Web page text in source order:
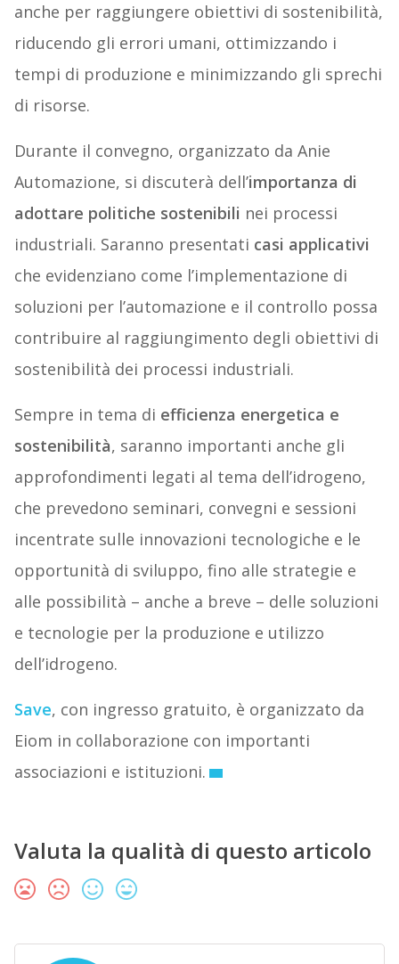
anche per raggiungere obiettivi di sostenibilità,
riducendo gli errori umani, ottimizzando i
tempi di produzione e minimizzando gli sprechi
di risorse.
Durante il convegno, organizzato da Anie
Automazione, si discuterà dell’importanza di
adottare politiche sostenibili nei processi
industriali. Saranno presentati casi applicativi
che evidenziano come l’implementazione di
soluzioni per l’automazione e il controllo possa
contribuire al raggiungimento degli obiettivi di
sostenibilità dei processi industriali.
Sempre in tema di efficienza energetica e
sostenibilità, saranno importanti anche gli
approfondimenti legati al tema dell’idrogeno,
che prevedono seminari, convegni e sessioni
incentrate sulle innovazioni tecnologiche e le
opportunità di sviluppo, fino alle strategie e
alle possibilità – anche a breve – delle soluzioni
e tecnologie per la produzione e utilizzo
dell’idrogeno.
Save, con ingresso gratuito, è organizzato da
Eiom in collaborazione con importanti
associazioni e istituzioni.
Valuta la qualità di questo articolo